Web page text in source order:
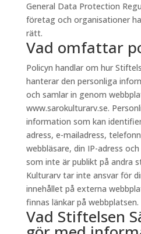
General Data Protection
företag och organisationer
rätt.
Vad omfattar
Policyn handlar om hur
hanterar den personliga
och samlar in genom
www.sarokulturarv.se.
information som kan
adress, e-mailadress,
webbläsare, din IP-adress
som inte är publikt på andra
Kulturarv tar inte ansvar för
innehållet på externa
finnas länkar på webbplatsen.
Vad Stiftelsen